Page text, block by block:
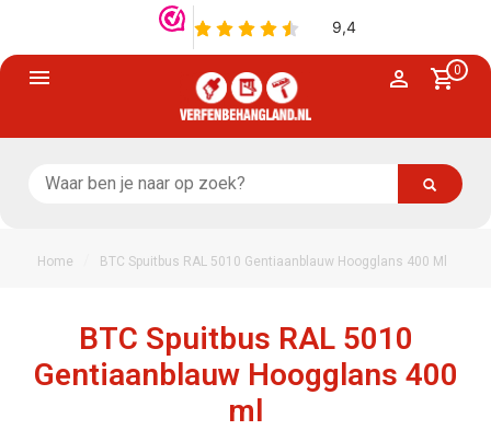
0
Home BTC Spuitbus RAL 5010 Gentiaanblauw Hoogglans 400 Ml
BTC Spuitbus RAL 5010
Gentiaanblauw Hoogglans 400
ml